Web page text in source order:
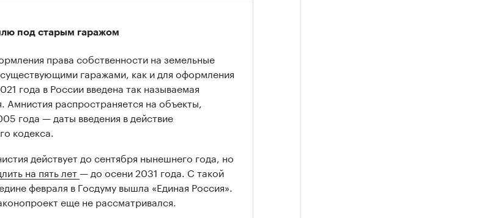
под старым гаражом
права собственности на земельные
гаражами, как и для оформления
года в России введена так называемая
Амнистия распространяется на объекты,
года — даты введения в действие
кодекса.
действует до сентября нынешнего года, но
на пять лет— до осени 2031 года. С такой
февраля в Госдуму вышла «Единая Россия».
еще не рассматривался.